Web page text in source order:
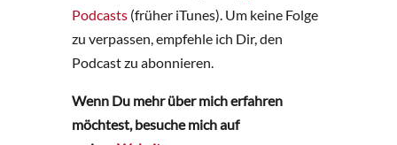
Podcasts(früher iTunes). Um keine Folge
zu verpassen, empfehle ich Dir, den
Podcast zu abonnieren.
Wenn Du mehr über mich erfahren
möchtest, besuche mich auf